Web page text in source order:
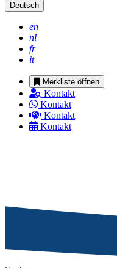
Deutsch
en
nl
fr
it
Merkliste öffnen
Kontakt
Kontakt
Kontakt
Kontakt